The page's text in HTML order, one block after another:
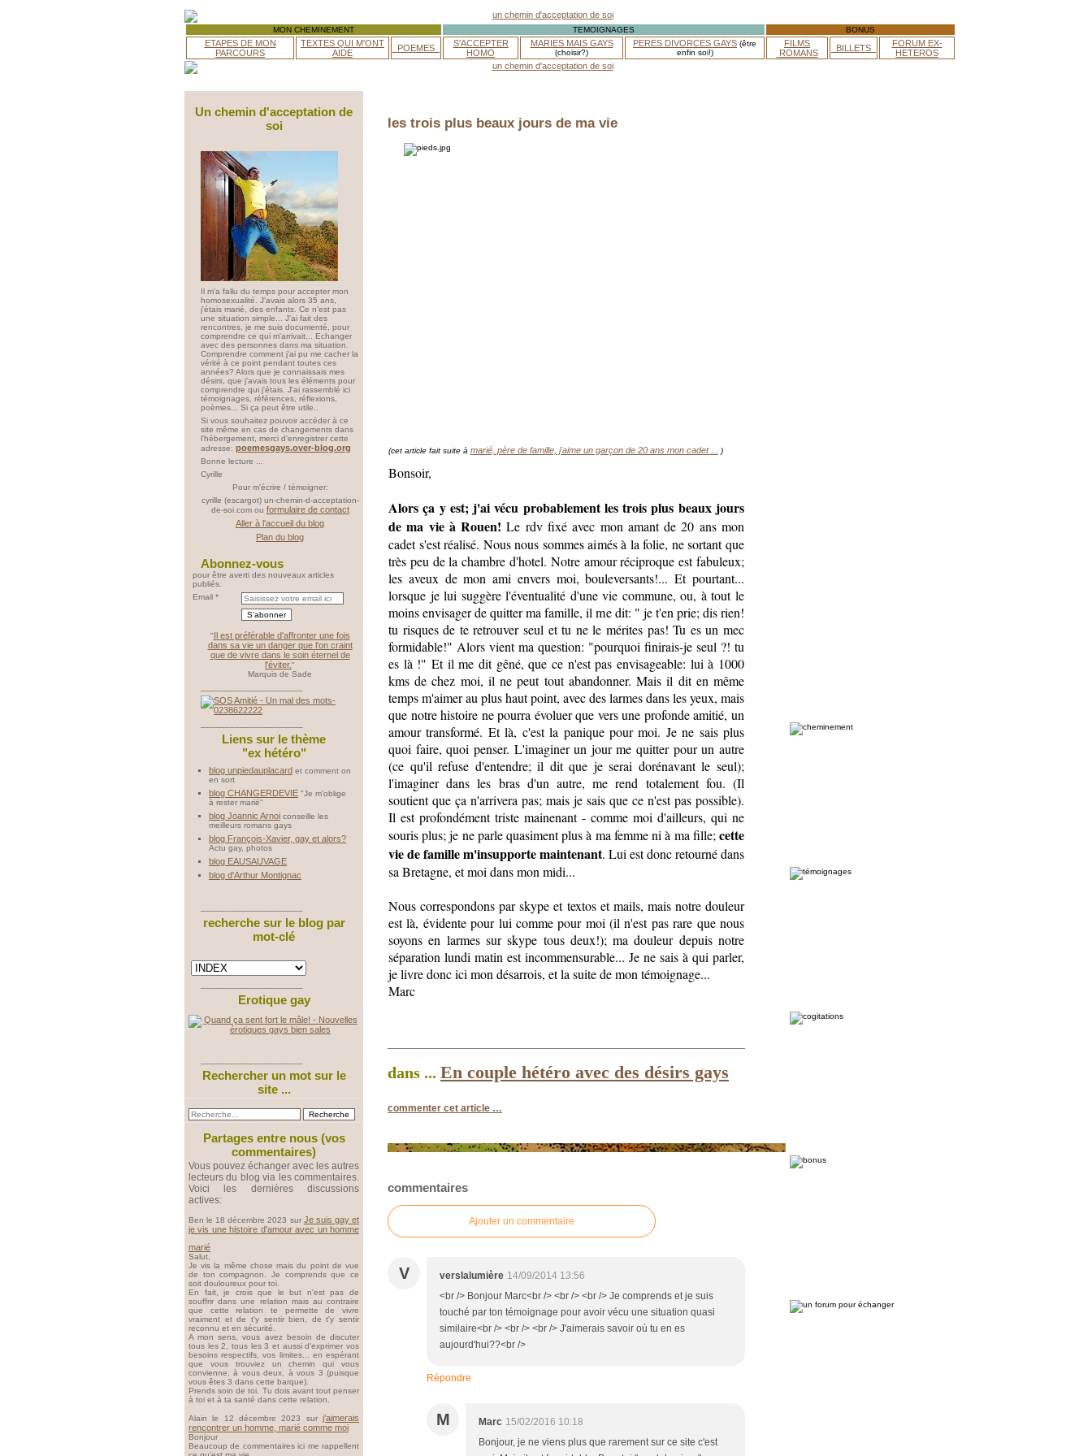
MON CHEMINEMENT TEMOIGNAGES BONUS
ETAPES DE MON
PARCOURS
TEXTES QUI M'ONT
AIDE
_POEMES_
S'ACCEPTER
HOMO
MARIES MAIS GAYS
(choisir?)
PERES DIVORCES GAYS (être
enfin soi!)
FILMS
ROMANS
_BILLETS_
FORUM EX-
HETEROS
Un chemin d'acceptation de
soi
Il m'a fallu du temps pour accepter mon
homosexualité. J'avais alors 35 ans,
j'étais marié, des enfants. Ce n'est pas
une situation simple... J'ai fait des
rencontres, je me suis documenté, pour
comprendre ce qui m'arrivait... Echanger
avec des personnes dans ma situation.
Comprendre comment j'ai pu me cacher la
vérité à ce point pendant toutes ces
années? Alors que je connaissais mes
désirs, que j'avais tous les éléments pour
comprendre qui j'étais. J'ai rassemblé ici
témoignages, références, réflexions,
poèmes... Si ça peut être utile..
Si vous souhaitez pouvoir accéder à ce
site même en cas de changements dans
l'hébergement, merci d'enregistrer cette
adresse: poemesgays.over-blog.org
Bonne lecture ...
Cyrille
Pour m'écrire / témoigner:
cyrille (escargot) un-chemin-d-acceptation-
de-soi.com ou formulaire de contact
Aller à l'accueil du blog
Plan du blog
Abonnez-vous
pour être averti des nouveaux articles
publiés.
Email
"Il est préférable d'affronter une fois
dans sa vie un danger que l'on craint
que de vivre dans le soin éternel de
l'éviter."
Marquis de Sade
Liens sur le thème
"ex hétéro"
blog unpiedauplacard et comment on
en sort
blog CHANGERDEVIE "Je m'oblige
à rester marié"
blog Joannic Arnoi conseille les
meilleurs romans gays
blog François-Xavier, gay et alors?
Actu gay, photos
blog EAUSAUVAGE
blog d'Arthur Montignac
recherche sur le blog par
mot-clé
Erotique gay
Rechercher un mot sur le
site ...
Partages entre nous (vos
commentaires)
Vous pouvez échanger avec les autres
lecteurs du blog via les commentaires.
Voici les dernières discussions
actives:
Ben le 18 décembre 2023 sur Je suis gay et
je vis une histoire d'amour avec un homme
marié
Salut,
Je vis la même chose mais du point de vue
de ton compagnon. Je comprends que ce
soit douloureux pour toi.
En fait, je crois que le but n'est pas de
souffrir dans une relation mais au contraire
que cette relation te permette de vivre
vraiment et de t'y sentir bien, de t'y sentir
reconnu et en sécurité.
A mon sens, vous avez besoin de discuter
tous les 2, tous les 3 et aussi d'exprimer vos
besoins respectifs, vos limites... en espérant
que vous trouviez un chemin qui vous
convienne, à vous deux, à vous 3 (puisque
vous êtes 3 dans cette barque).
Prends soin de toi. Tu dois avant tout penser
à toi et à ta santé dans cette relation.
Alain le 12 décembre 2023 sur j’aimerais
rencontrer un homme, marié comme moi
Bonjour
Beaucoup de commentaires ici me rappellent
les trois plus beaux jours de ma vie
(cet article fait suite à marié, père de famille, j'aime un garçon de 20 ans mon cadet ... )
Bonsoir,
Alors ça y est; j'ai vécu probablement les trois plus beaux jours
de ma vie à Rouen!Le rdv fixé avec mon amant de 20 ans mon
cadet s'est réalisé. Nous nous sommes aimés à la folie, ne sortant que
très peu de la chambre d'hotel. Notre amour réciproque est fabuleux;
les aveux de mon ami envers moi, bouleversants!... Et pourtant...
lorsque je lui suggère l'éventualité d'une vie commune, ou, à tout le
moins envisager de quitter ma famille, il me dit: " je t'en prie; dis rien!
tu risques de te retrouver seul et tu ne le mérites pas! Tu es un mec
formidable!" Alors vient ma question: "pourquoi finirais-je seul ?! tu
es là !" Et il me dit gêné, que ce n'est pas envisageable: lui à 1000
kms de chez moi, il ne peut tout abandonner. Mais il dit en même
temps m'aimer au plus haut point, avec des larmes dans les yeux, mais
que notre histoire ne pourra évoluer que vers une profonde amitié, un
amour transformé. Et là, c'est la panique pour moi. Je ne sais plus
quoi faire, quoi penser. L'imaginer un jour me quitter pour un autre
(ce qu'il refuse d'entendre; il dit que je serai dorénavant le seul);
l'imaginer dans les bras d'un autre, me rend totalement fou. (Il
soutient que ça n'arrivera pas; mais je sais que ce n'est pas possible).
Il est profondément triste mainenant - comme moi d'ailleurs, qui ne
souris plus; je ne parle quasiment plus à ma femme ni à ma fille;cette
vie de famille m'insupporte maintenant. Lui est donc retourné dans
sa Bretagne, et moi dans mon midi...
Nous correspondons par skype et textos et mails, mais notre douleur
est là, évidente pour lui comme pour moi (il n'est pas rare que nous
soyons en larmes sur skype tous deux!); ma douleur depuis notre
séparation lundi matin est incommensurable... Je ne sais à qui parler,
je livre donc ici mon désarrois, et la suite de mon témoignage...
Marc
dans ... En couple hétéro avec des désirs gays
commenter cet article …
commentaires
Ajouter un commentaire
V verslalumière 14/09/2014 13:56
<br /> Bonjour Marc<br /> <br /> <br /> Je comprends et je suis
touché par ton témoignage pour avoir vécu une situation quasi
similaire<br /> <br /> <br /> J'aimerais savoir où tu en es
aujourd'hui??<br />
Répondre
M Marc 15/02/2016 10:18
Bonjour, je ne viens plus que rarement sur ce site c'est